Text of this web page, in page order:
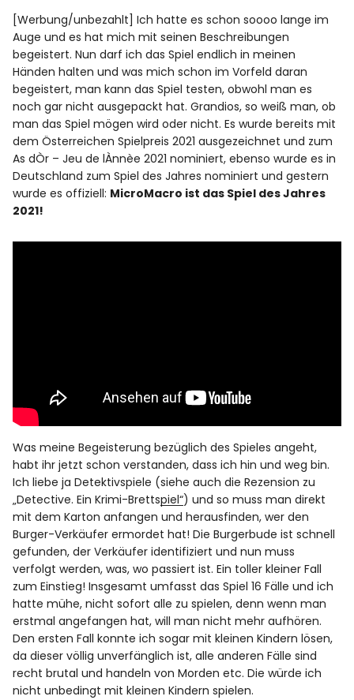
[Werbung/unbezahlt] Ich hatte es schon soooo lange im
Auge und es hat mich mit seinen Beschreibungen
begeistert. Nun darf ich das Spiel endlich in meinen
Händen halten und was mich schon im Vorfeld daran
begeistert, man kann das Spiel testen, obwohl man es
noch gar nicht ausgepackt hat. Grandios, so weiß man, ob
man das Spiel mögen wird oder nicht. Es wurde bereits mit
dem Österreichen Spielpreis 2021 ausgezeichnet und zum
As dÒr – Jeu de lÀnnèe 2021 nominiert, ebenso wurde es in
Deutschland zum Spiel des Jahres nominiert und gestern
wurde es offiziell: MicroMacro ist das Spiel des Jahres
2021!
Was meine Begeisterung bezüglich des Spieles angeht,
habt ihr jetzt schon verstanden, dass ich hin und weg bin.
Ich liebe ja Detektivspiele (siehe auch die Rezension zu
„Detective. Ein Krimi-Brettspiel“) und so muss man direkt
mit dem Karton anfangen und herausfinden, wer den
Burger-Verkäufer ermordet hat! Die Burgerbude ist schnell
gefunden, der Verkäufer identifiziert und nun muss
verfolgt werden, was, wo passiert ist. Ein toller kleiner Fall
zum Einstieg! Insgesamt umfasst das Spiel 16 Fälle und ich
hatte mühe, nicht sofort alle zu spielen, denn wenn man
erstmal angefangen hat, will man nicht mehr aufhören.
Den ersten Fall konnte ich sogar mit kleinen Kindern lösen,
da dieser völlig unverfänglich ist, alle anderen Fälle sind
recht brutal und handeln von Morden etc. Die würde ich
nicht unbedingt mit kleinen Kindern spielen.